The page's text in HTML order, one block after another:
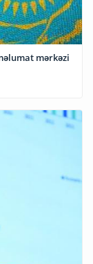
mərkəzi